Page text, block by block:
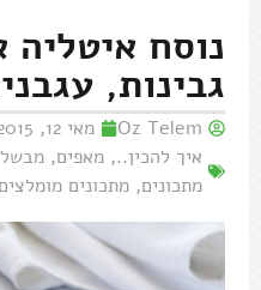
נוסח איטליה
גבינות,
Oz Telem מאי 12, 2015
איך להכין.., מאפים,
מתכונים, מתכונים מומלצים